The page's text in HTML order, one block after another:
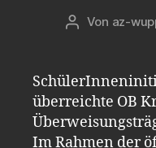
Beitragsautor
Von az-
überreichte OB
Im Rahmen der